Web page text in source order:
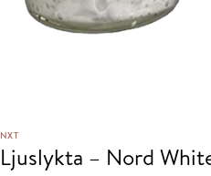
NXT
Ljuslykta – Nord